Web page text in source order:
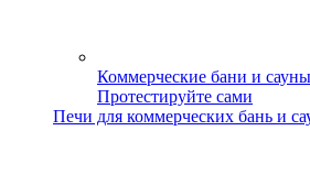
Коммерческие бани и
Протестируйте сами
Печи для коммерческих бань и